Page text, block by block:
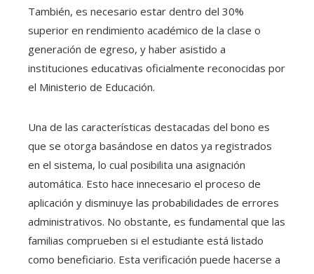
También, es necesario estar dentro del 30%
superior en rendimiento académico de la clase o
generación de egreso, y haber asistido a
instituciones educativas oficialmente reconocidas por
el Ministerio de Educación.
Una de las características destacadas del bono es
que se otorga basándose en datos ya registrados
en el sistema, lo cual posibilita una asignación
automática. Esto hace innecesario el proceso de
aplicación y disminuye las probabilidades de errores
administrativos. No obstante, es fundamental que las
familias comprueben si el estudiante está listado
como beneficiario. Esta verificación puede hacerse a